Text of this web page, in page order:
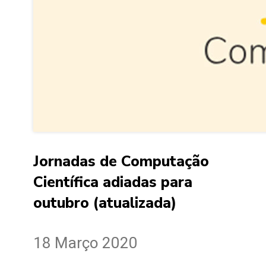
Jornadas de Computação
Científica adiadas para
outubro (atualizada)
18 Março 2020